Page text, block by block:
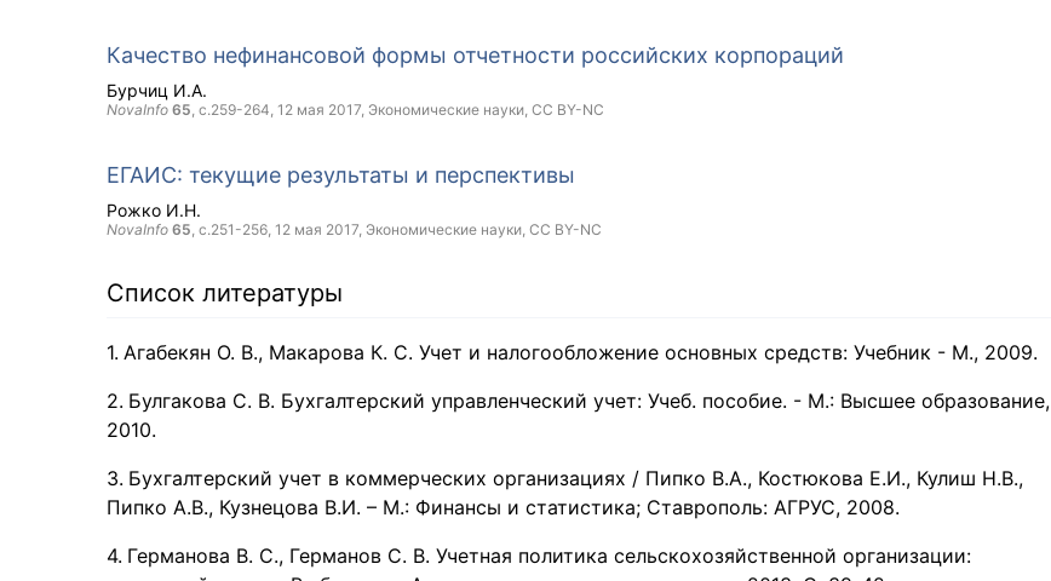
Качество нефинансовой формы отчетности российских корпораций
Бурчиц И.А.
NovaInfo 65, с.259-264, 12 мая 2017, Экономические науки, CC BY-NC
ЕГАИС: текущие результаты и перспективы
Рожко И.Н.
NovaInfo 65, с.251-256, 12 мая 2017, Экономические науки, CC BY-NC
Список литературы
Агабекян О. В., Макарова К. С. Учет и налогообложение основных средств: Учебник - М., 2009.
Булгакова С. В. Бухгалтерский управленческий учет: Учеб. пособие. - М.: Высшее образование,
2010.
Бухгалтерский учет в коммерческих организациях / Пипко В.А., Костюкова Е.И., Кулиш Н.В.,
Пипко А.В., Кузнецова В.И. – М.: Финансы и статистика; Ставрополь: АГРУС, 2008.
Германова В. С., Германов С. В. Учетная политика сельскохозяйственной организации: